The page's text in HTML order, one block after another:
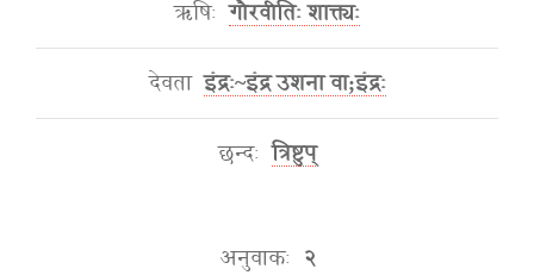
ऋषिः गौरवीतिः शाक्त्यः
देवता इंद्रः~इंद्र उशना वा;इंद्रः
छन्दः त्रिष्टुप्
अनुवाकः २